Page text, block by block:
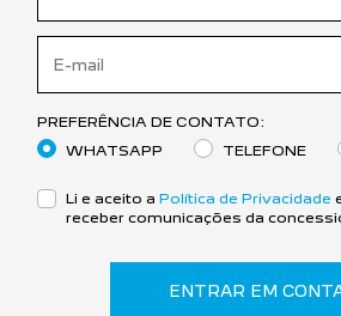
PREFERÊNCIA DE CONTATO:
WHATSAPP
TELEFONE
Li e aceito a Política de Privacidade
receber comunicações da
ENTRAR EM